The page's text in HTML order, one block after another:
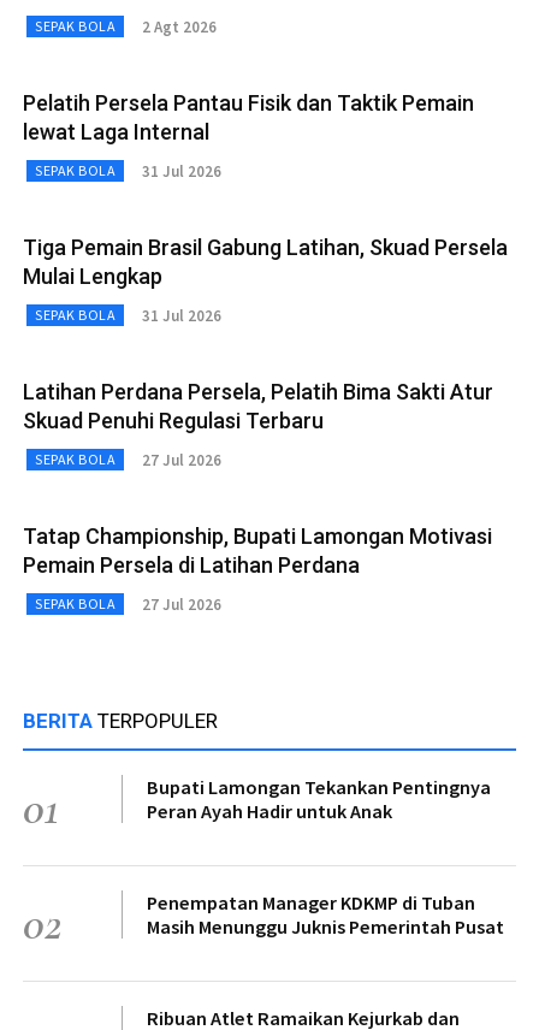
SEPAK BOLA 2 Agt 2026
Pelatih Persela Pantau Fisik dan Taktik Pemain
lewat Laga Internal
SEPAK BOLA 31 Jul 2026
Tiga Pemain Brasil Gabung Latihan, Skuad Persela
Mulai Lengkap
SEPAK BOLA 31 Jul 2026
Latihan Perdana Persela, Pelatih Bima Sakti Atur
Skuad Penuhi Regulasi Terbaru
SEPAK BOLA 27 Jul 2026
Tatap Championship, Bupati Lamongan Motivasi
Pemain Persela di Latihan Perdana
SEPAK BOLA 27 Jul 2026
BERITA TERPOPULER
01
Bupati Lamongan Tekankan Pentingnya
Peran Ayah Hadir untuk Anak
02
Penempatan Manager KDKMP di Tuban
Masih Menunggu Juknis Pemerintah Pusat
Ribuan Atlet Ramaikan Kejurkab dan